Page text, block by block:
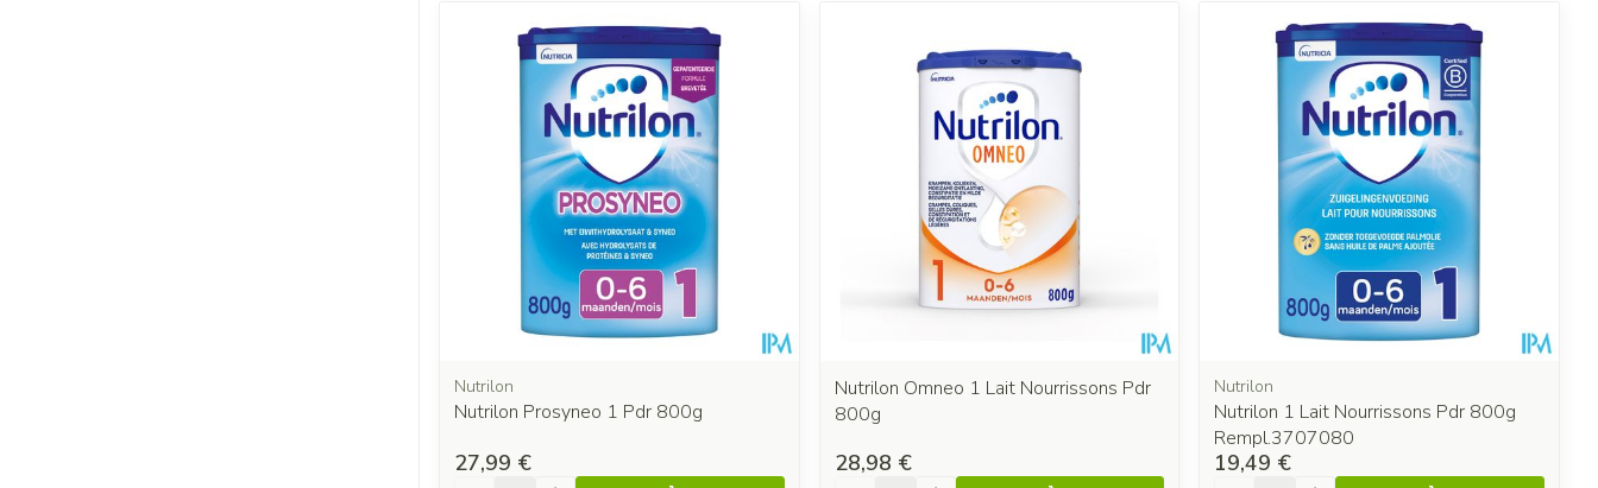
Nutrilon
Nutrilon Prosyneo 1 Pdr 800g
27,99 €
Nutrilon Omneo 1 Lait Nourrissons Pdr
800g
28,98 €
Nutrilon
Nutrilon 1 Lait Nourrissons Pdr 800g
Rempl.3707080
19,49 €